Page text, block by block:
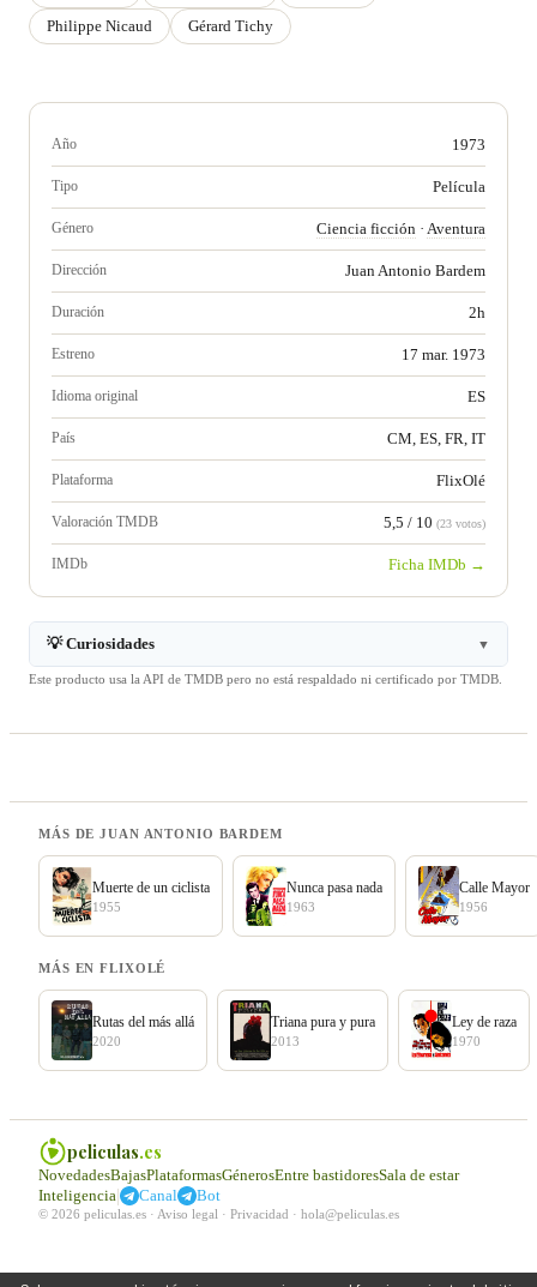
Philippe Nicaud
Gérard Tichy
Año 1973
Tipo Película
Género Ciencia ficción · Aventura
Dirección Juan Antonio Bardem
Duración 2h
Estreno 17 mar. 1973
Idioma original ES
País CM, ES, FR, IT
Plataforma FlixOlé
Valoración TMDB 5,5 / 10 (23 votos)
IMDb Ficha IMDb →
💡 Curiosidades ▼
Este producto usa la API de TMDB pero no está respaldado ni certificado por TMDB.
MÁS DE JUAN ANTONIO BARDEM
Muerte de un ciclista
1955
Nunca pasa nada
1963
Calle Mayor
1956
MÁS EN FLIXOLÉ
Rutas del más allá
2020
Triana pura y pura
2013
Ley de raza
1970
peliculas.es
NovedadesBajasPlataformasGénerosEntre bastidoresSala de estar
Inteligencia| Canal Bot
© 2026 peliculas.es · Aviso legal · Privacidad · hola@peliculas.es